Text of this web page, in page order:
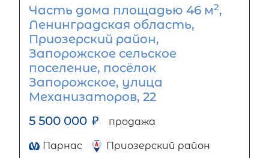
Часть дома площадью 46 м2,
Ленинградская область,
Приозерский район,
Запорожское сельское
поселение, посёлок
Запорожское, улица
Механизаторов, 22
5 500 000 ₽ продажа
Парнас Приозерский район